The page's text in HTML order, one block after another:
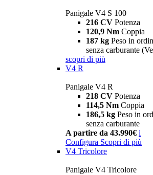
Panigale V4 S 100
216 CV Potenza
120,9 Nm Coppia
187 kg Peso in
senza carburante
scopri di più
V4 R
Panigale V4 R
218 CV Potenza
114,5 Nm Coppia
186,5 kg Peso in
senza carburante
A partire da 43.990€ i
Configura Scopri di più
V4 Tricolore
Panigale V4 Tricolore